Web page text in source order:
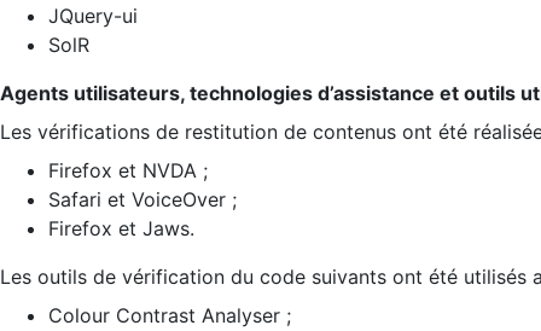
JQuery-ui
SolR
Agents utilisateurs, technologies d’assistance et outils
Les vérifications de restitution de contenus ont été
Firefox et NVDA ;
Safari et VoiceOver ;
Firefox et Jaws.
Les outils de vérification du code suivants ont été utilisés
Colour Contrast Analyser ;